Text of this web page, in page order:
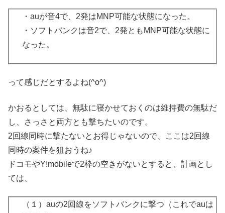
・auが音4で、2発はMNP可能な状態になった。
・ソフトバンクは音2で、2発ともMNP可能な状態に
なった。
って感じだとするよね(^o^)
かおるとしては、無駄に寝かせておくのは維持費の無駄だ
し、さっさと両方とも撃ちたいのです。
2回線同時に撃たないとお得じゃないので、ここは2回線
同時の案件を狙おうね♪
ドコモやY!mobileで2枠の空きがないとすると、計画とし
ては、
（１）auの2回線をソフトバンクに撃つ（これでauは